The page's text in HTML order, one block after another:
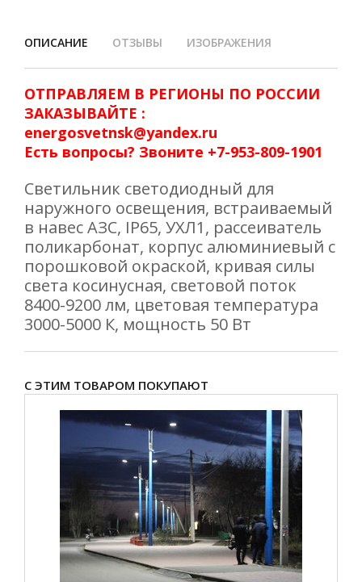
ОПИСАНИЕ ОТЗЫВЫ ИЗОБРАЖЕНИЯ
ОТПРАВЛЯЕМ В РЕГИОНЫ ПО РОССИИ
ЗАКАЗЫВАЙТЕ :
energosvetnsk@yandex.ru
Есть вопросы? Звоните +7-953-809-1901
Светильник светодиодный для
наружного освещения, встраиваемый
в навес АЗС, IP65, УХЛ1, рассеиватель
поликарбонат, корпус алюминиевый с
порошковой окраской, кривая силы
света косинусная, световой поток
8400-9200 лм, цветовая температура
3000-5000 К, мощность 50 Вт
С ЭТИМ ТОВАРОМ ПОКУПАЮТ